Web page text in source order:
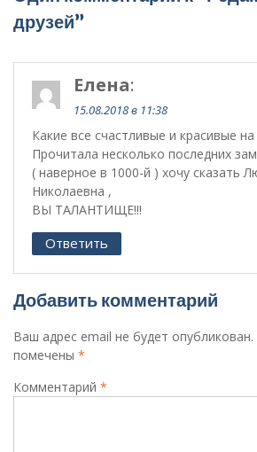
друзей”
Елена:
15.08.2018 в 11:38
Какие все счастливые и красивые
Прочитала несколько последних
( наверное в 1000-й ) хочу сказать
Николаевна ,
ВЫ ТАЛАНТИЩЕ!!!
Ответить
Добавить комментарий
Ваш адрес email не будет опубликован.
помечены *
Комментарий *